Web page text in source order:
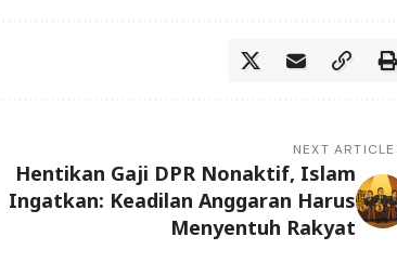
NEXT ARTICLE
Hentikan Gaji DPR Nonaktif, Islam
Ingatkan: Keadilan Anggaran Harus
Menyentuh Rakyat